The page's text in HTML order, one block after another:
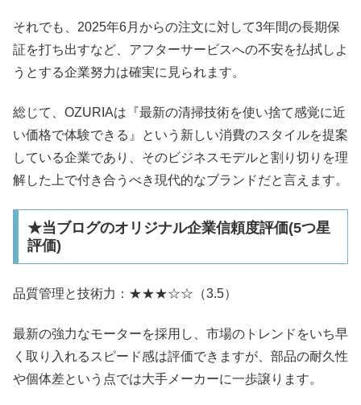
それでも、2025年6月からの注文に対して3年間の長期保
証を打ち出すなど、アフターサービスへの不安を払拭しよ
うとする企業努力は確実に見られます。
総じて、OZURIAは『最新の清掃技術を使い捨て感覚に近
い価格で体験できる』という新しい消費のスタイルを提案
している企業であり、そのビジネスモデルと割り切りを理
解した上で付き合うべき現代的なブランドだと言えます。
★当ブログのオリジナル企業信頼度評価(5つ星
評価)
品質管理と技術力：★★★☆☆（3.5）
最新の強力なモーターを採用し、市場のトレンドをいち早
く取り入れるスピード感は評価できますが、部品の耐久性
や個体差という点では大手メーカーに一歩譲ります。